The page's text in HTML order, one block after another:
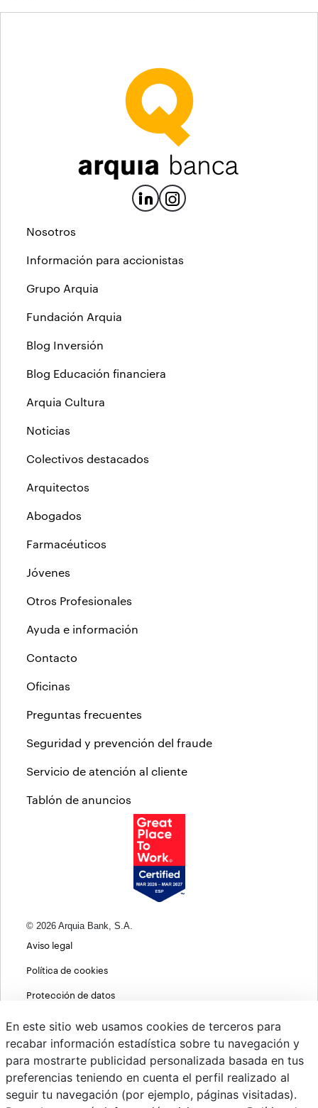
Nosotros
Información para accionistas
Grupo Arquia
Fundación Arquia
Blog Inversión
Blog Educación financiera
Arquia Cultura
Noticias
Colectivos destacados
Arquitectos
Abogados
Farmacéuticos
Jóvenes
Otros Profesionales
Ayuda e información
Contacto
Oficinas
Preguntas frecuentes
Seguridad y prevención del fraude
Servicio de atención al cliente
Tablón de anuncios
© 2026 Arquia Bank, S.A.
Aviso legal
Política de cookies
Protección de datos
Política de privacidad web
MIFID
PSD2
En este sitio web usamos cookies de terceros para
recabar información estadística sobre tu navegación y
para mostrarte publicidad personalizada basada en tus
preferencias teniendo en cuenta el perfil realizado al
seguir tu navegación (por ejemplo, páginas visitadas).